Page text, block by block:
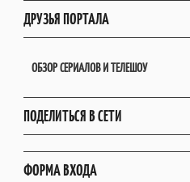
ДРУЗЬЯ ПОРТАЛА
ОБЗОР СЕРИАЛОВ И ТЕЛЕШОУ
ПОДЕЛИТЬСЯ В СЕТИ
ФОРМА ВХОДА